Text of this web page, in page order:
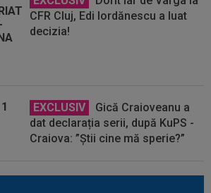
CFR Cluj, Edi Iordănescu a luat
decizia!
EXCLUSIV
Gică Craioveanu a
dat declarația serii, după KuPS -
Craiova: ”Știi cine mă sperie?”